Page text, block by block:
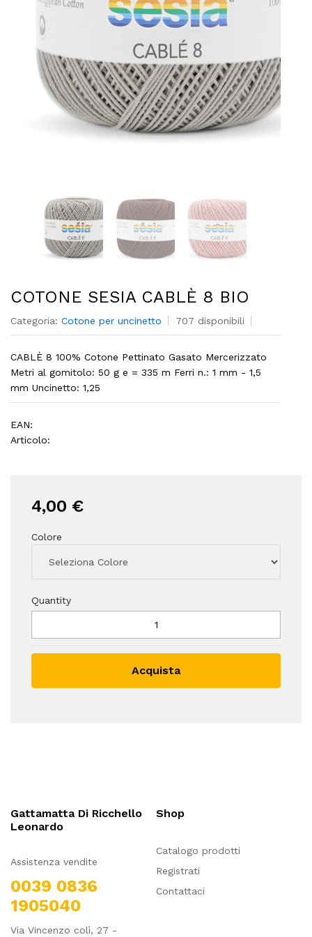
COTONE SESIA CABLÈ 8 BIO
Categoria: Cotone per uncinetto 707 disponibili
CABLÈ 8 100% Cotone Pettinato Gasato Mercerizzato
Metri al gomitolo: 50 g e = 335 m Ferri n.: 1 mm - 1,5
mm Uncinetto: 1,25
EAN:
Articolo:
4,00 €
Colore
Quantity
Acquista
Gattamatta Di Ricchello
Leonardo
Assistenza vendite
0039 0836
1905040
Via Vincenzo colì, 27 -
Shop
Catalogo prodotti
Registrati
Contattaci